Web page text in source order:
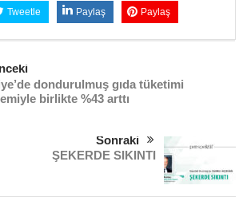
Tweetle Paylaş Paylaş
dondurulmuş gıda tüketimi
birlikte %43 arttı
Sonraki
ŞEKERDE SIKINTI